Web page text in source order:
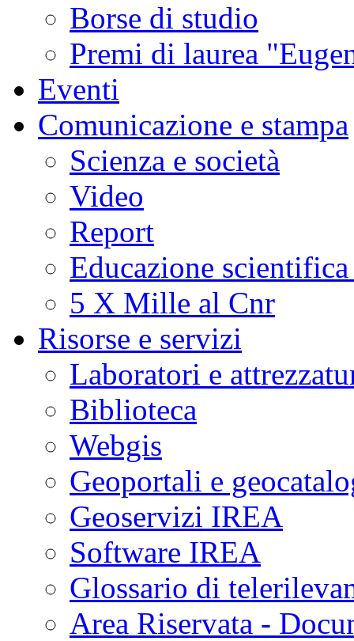
Borse di studio
Premi di laurea
Eventi
Comunicazione e stampa
Scienza e società
Video
Report
Educazione
5 X Mille al Cnr
Risorse e servizi
Laboratori e
Biblioteca
Webgis
Geoportali e
Geoservizi IREA
Software IREA
Glossario di
Area Riservata -